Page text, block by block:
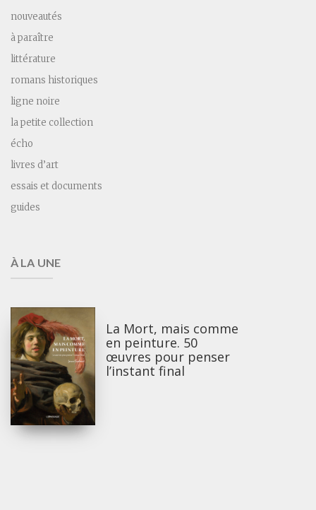
nouveautés
à paraître
littérature
romans historiques
ligne noire
la petite collection
écho
livres d’art
essais et documents
guides
À LA UNE
La Mort, mais comme
en peinture. 50
œuvres pour penser
l’instant final